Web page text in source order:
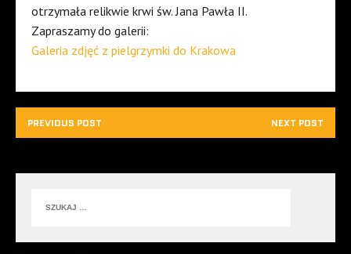
otrzymała relikwie krwi św. Jana Pawła II.
Zapraszamy do galerii:
Galeria zdjęć z pielgrzymki do Krakowa
PREVIOUS POST NEXT POST